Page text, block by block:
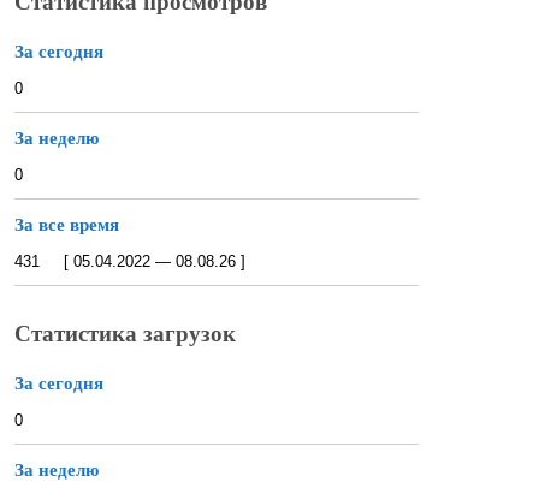
За сегодня
0
За неделю
0
За все время
431 [ 05.04.2022 — 08.08.26 ]
Статистика загрузок
За сегодня
0
За неделю